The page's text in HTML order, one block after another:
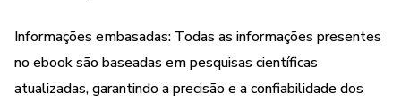
intuito de ajudar os leitores a alcançarem uma vida mais
saudável, ativa e equilibrada.
Informações embasadas: Todas as informações presentes
no ebook são baseadas em pesquisas científicas
atualizadas, garantindo a precisão e a confiabilidade dos